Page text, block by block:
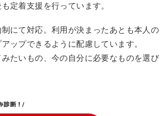
定着支援を行っています。
にて対応。利用が決まったあとも本人の
ップできるように配慮しています。
たいもの、今の自分に必要なものを選び
診断！/